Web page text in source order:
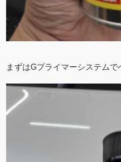
まずはGプライマーシステムで